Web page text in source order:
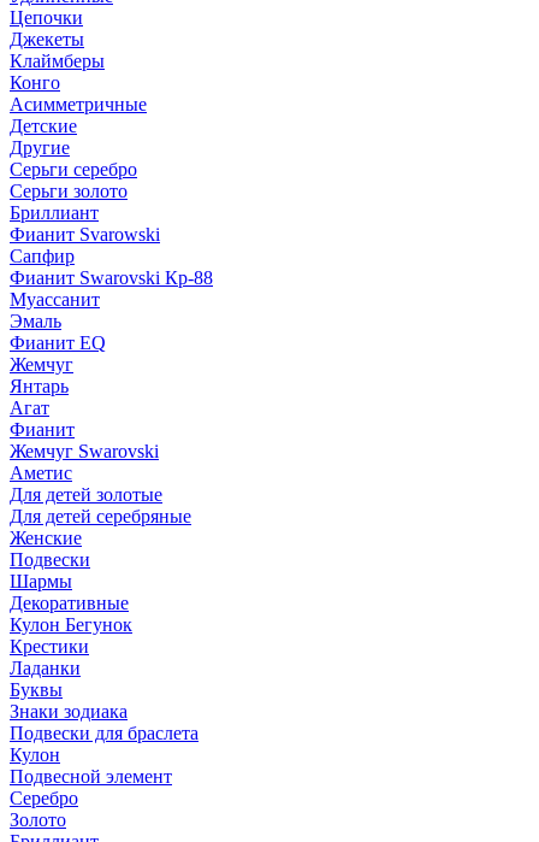
Цепочки
Джекеты
Клаймберы
Конго
Асимметричные
Детские
Другие
Серьги серебро
Серьги золото
Бриллиант
Фианит Svarowski
Сапфир
Фианит Swarovski Кр-88
Муассанит
Эмаль
Фианит EQ
Жемчуг
Янтарь
Агат
Фианит
Жемчуг Swarovski
Аметис
Для детей золотые
Для детей серебряные
Женские
Подвески
Шармы
Декоративные
Кулон Бегунок
Крестики
Ладанки
Буквы
Знаки зодиака
Подвески для браслета
Кулон
Подвесной элемент
Серебро
Золото